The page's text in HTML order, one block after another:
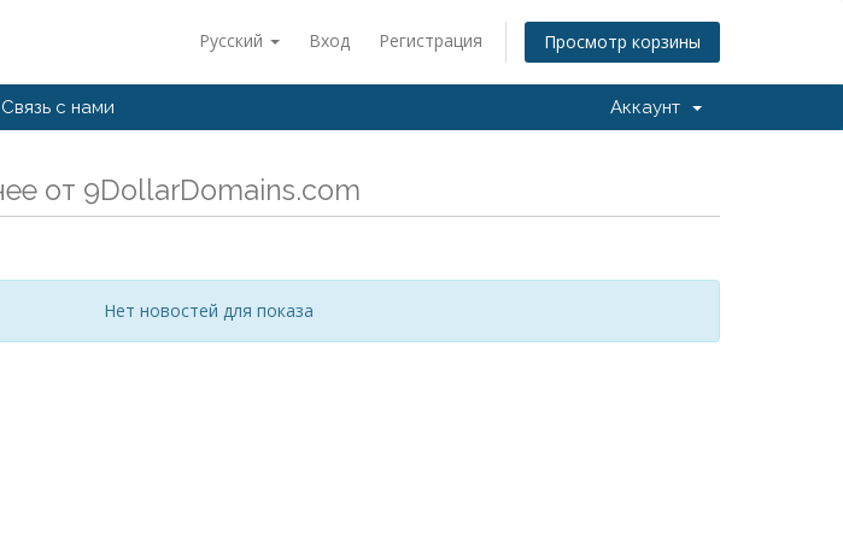
Русский Вход Регистрация Просмотр корзины
Связь с нами Аккаунт
от 9DollarDomains.com
Нет новостей для показа